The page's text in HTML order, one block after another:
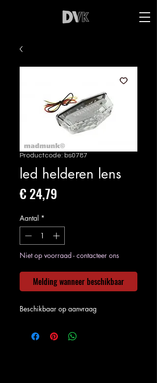
Productcode: bs0787
led helderen lens
€ 24,79
Aantal *
Niet op voorraad - contacteer ons
Melding wanneer beschikbaar
Beschikbaar op aanvraag